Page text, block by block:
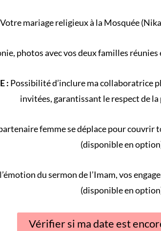
Votremariage religieuxà la Mosquée(
, photos avec vos deux familles
: Possibilité d’inclure ma collaboratrice
invitées, garantissant le respect de la
femme se déplace pour
(disponible en
dusermon de l’Imam, vos
(disponible en
Vérifier si ma date est